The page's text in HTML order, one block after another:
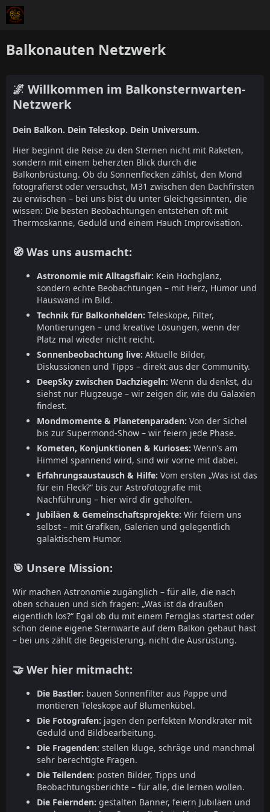
Balkonauten Netzwerk
🌌 Willkommen im Balkonsternwarten-
Netzwerk
Dein Balkon. Dein Teleskop. Dein Universum.
Hier beginnt die Reise zu den Sternen nicht mit Raketen,
sondern mit einem beherzten Blick durch die
Balkonbrüstung. Ob du Sonnenflecken zählst, den Mond
fotografierst oder versuchst, M31 zwischen den Dachfirsten
zu erwischen – bei uns bist du unter Gleichgesinnten, die
wissen: Die besten Beobachtungen entstehen oft mit
Thermoskanne, Geduld und einem Hauch Improvisation.
🧭 Was uns ausmacht:
Astronomie mit Alltagsflair: Kein Hochglanz,
sondern echte Beobachtungen – mit Herz, Humor und
Hauswand im Bild.
Technik für Balkonhelden: Teleskope, Filter,
Montierungen – und kreative Lösungen, wenn der
Platz mal wieder nicht reicht.
Sonnenbeobachtung live: Aktuelle Bilder,
Diskussionen und Tipps – direkt aus der Community.
DeepSky zwischen Dachziegeln: Wenn du denkst, du
siehst nur Flugzeuge – wir zeigen dir, wie du Galaxien
findest.
Mondmomente & Planetenparaden: Von der Sichel
bis zur Supermond-Show – wir feiern jede Phase.
Kometen, Konjunktionen & Kurioses: Wenn’s am
Himmel spannend wird, sind wir vorne mit dabei.
Erfahrungsaustausch & Hilfe: Vom ersten „Was ist das
für ein Fleck?“ bis zur Astrofotografie mit
Nachführung – hier wird dir geholfen.
Jubiläen & Gemeinschaftsprojekte: Wir feiern uns
selbst – mit Grafiken, Galerien und gelegentlich
galaktischem Humor.
🎯 Unsere Mission:
Wir machen Astronomie zugänglich – für alle, die nach
oben schauen und sich fragen: „Was ist da draußen
eigentlich los?“ Egal ob du mit einem Fernglas startest oder
schon deine eigene Sternwarte auf dem Balkon gebaut hast
– bei uns zählt die Begeisterung, nicht die Ausrüstung.
🤝 Wer hier mitmacht:
Die Bastler: bauen Sonnenfilter aus Pappe und
montieren Teleskope auf Blumenkübel.
Die Fotografen: jagen den perfekten Mondkrater mit
Geduld und Bildbearbeitung.
Die Fragenden: stellen kluge, schräge und manchmal
sehr berechtigte Fragen.
Die Teilenden: posten Bilder, Tipps und
Beobachtungsberichte – für alle, die lernen wollen.
Die Feiernden: gestalten Banner, feiern Jubiläen und